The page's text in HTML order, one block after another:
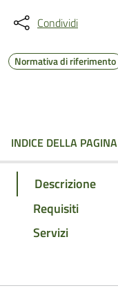
Condividi
Normativa di riferimento
INDICE DELLA PAGINA
Descrizione
Requisiti
Servizi